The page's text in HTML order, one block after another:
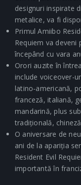
designuri inspirate
metalice, va fi
Primul Amiibo
Requiem va deveni
începând cu vara
Orori auzite în
include voiceover-
latino-americană,
franceză, italiană,
mandarină, plus
tradițională,
O aniversare de
ani de la apariția
Resident Evil
importantă în